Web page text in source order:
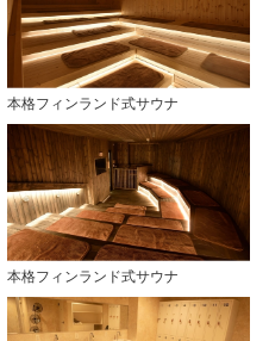
本格フィンランド式サウナ
本格フィンランド式サウナ